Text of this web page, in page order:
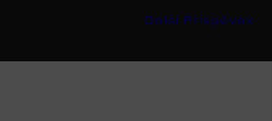
Další Příspěvek →